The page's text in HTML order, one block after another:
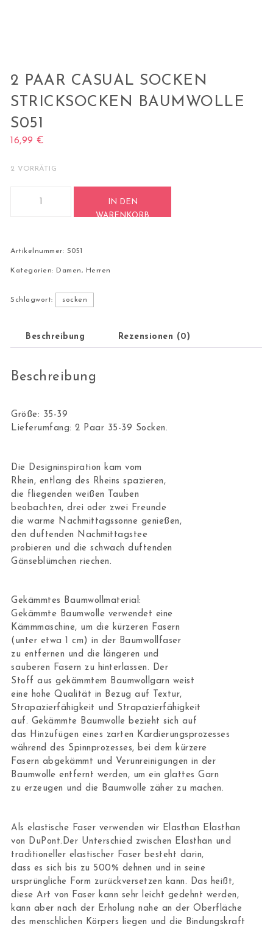
2 PAAR CASUAL SOCKEN
STRICKSOCKEN BAUMWOLLE
S051
16,99€
2 VORRÄTIG
IN DEN
WARENKORB
Artikelnummer: S051
Kategorien: Damen, Herren
Schlagwort: socken
Beschreibung Rezensionen (0)
Beschreibung
Größe: 35-39
Lieferumfang: 2 Paar 35-39 Socken.
Die Designinspiration kam vom
Rhein, entlang des Rheins spazieren,
die fliegenden weißen Tauben
beobachten, drei oder zwei Freunde
die warme Nachmittagssonne genießen,
den duftenden Nachmittagstee
probieren und die schwach duftenden
Gänseblümchen riechen.
Gekämmtes Baumwollmaterial:
Gekämmte Baumwolle verwendet eine
Kämmmaschine, um die kürzeren Fasern
(unter etwa 1 cm) in der Baumwollfaser
zu entfernen und die längeren und
sauberen Fasern zu hinterlassen. Der
Stoff aus gekämmtem Baumwollgarn weist
eine hohe Qualität in Bezug auf Textur,
Strapazierfähigkeit und Strapazierfähigkeit
auf. Gekämmte Baumwolle bezieht sich auf
das Hinzufügen eines zarten Kardierungsprozesses
während des Spinnprozesses, bei dem kürzere
Fasern abgekämmt und Verunreinigungen in der
Baumwolle entfernt werden, um ein glattes Garn
zu erzeugen und die Baumwolle zäher zu machen.
Als elastische Faser verwenden wir Elasthan Elasthan
von DuPont.Der Unterschied zwischen Elasthan und
traditioneller elastischer Faser besteht darin,
dass es sich bis zu 500% dehnen und in seine
ursprüngliche Form zurückversetzen kann. Das heißt,
diese Art von Faser kann sehr leicht gedehnt werden,
kann aber nach der Erholung nahe an der Oberfläche
des menschlichen Körpers liegen und die Bindungskraft